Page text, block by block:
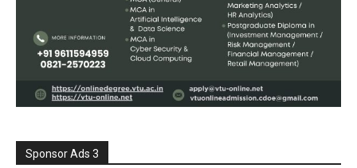
Sponsor Ads 3